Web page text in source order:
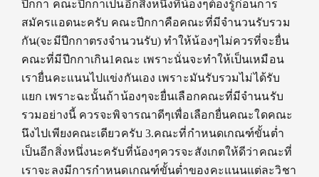
ปีกกา คณะปีกกาเป็นอีกสิ่งหนึ่งที่น้องๆต้องรู้ก่อนการ
สมัครแอดนะครับ คณะปีกกาคือคณะที่มีจำนวนรับรวม
กัน(จะมีปีกกาตรงจำนวนรับ) ทำให้น้องๆไม่ควรที่จะยื่น
คณะที่มีปีกกาเกิน1คณะ เพราะนั่นจะทำให้เป็นเหมือน
เรายื่นคะแนนไปแข่งกันเอง เพราะมันรับรวมไม่ได้รับ
แยก เพราะฉะนั้นถ้าน้องๆจะยื่นเลือกคณะที่มีจำนนรับ
รวมอย่างนี้ ควรจะพิจารณาดีๆเพื่อเลือกยื่นคณะใดคณะ
นึงไปเพียงคณะเดียวครับ 3.คณะที่กำหนดเกณฑ์ขั้นต่ำ
เป็นอีกสิ่งหนึ่งนะครับที่น้องๆควรจะสังเกตให้ดีว่าคณะที่
เราจะลงมีการกำหนดเกณฑ์ขั้นต่ำของคะแนนแต่ละวิชา